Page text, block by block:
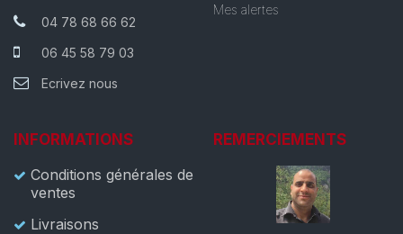
04 78 68 66 62
06 45 58 79 03
Ecrivez nous
Mes alertes
INFORMATIONS
Conditions générales de
ventes
Livraisons
REMERCIEMENTS